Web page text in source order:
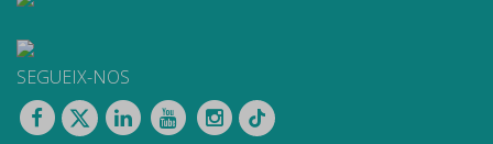
SEGUEIX-NOS